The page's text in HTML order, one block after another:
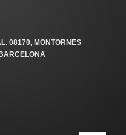
. 08170, MONTORNES